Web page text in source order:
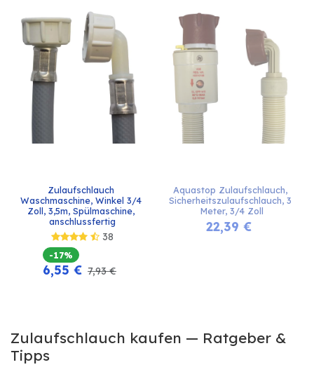
Zulaufschlauch
Waschmaschine, Winkel 3/4
Zoll, 3,5m, Spülmaschine,
anschlussfertig
38
-17%
6,55 € 7,93€
Aquastop Zulaufschlauch,
Sicherheitszulaufschlauch, 3
Meter, 3/4 Zoll
22,39 €
Zulaufschlauch kaufen — Ratgeber &
Tipps